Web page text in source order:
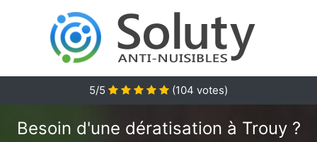
5/5 (104 votes)
Besoin d'une dératisation à Trouy ?